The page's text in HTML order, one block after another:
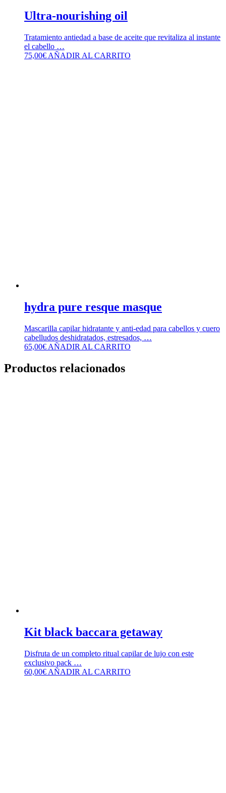
Ultra-nourishing oil
Tratamiento antiedad a base de aceite que revitaliza al instante
el cabello …
75,00€ AÑADIR AL CARRITO
hydra pure resque masque
Mascarilla capilar hidratante y anti-edad para cabellos y cuero
cabelludos deshidratados, estresados, …
65,00€ AÑADIR AL CARRITO
Productos relacionados
Kit black baccara getaway
Disfruta de un completo ritual capilar de lujo con este
exclusivo pack …
60,00€ AÑADIR AL CARRITO